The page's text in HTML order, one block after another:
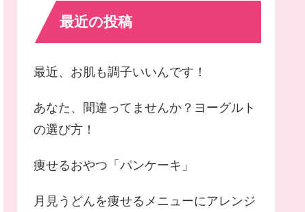
最近の投稿
最近、お肌も調子いいんです！
あなた、間違ってませんか？ヨーグルト
の選び方！
痩せるおやつ「パンケーキ」
月見うどんを痩せるメニューにアレンジ